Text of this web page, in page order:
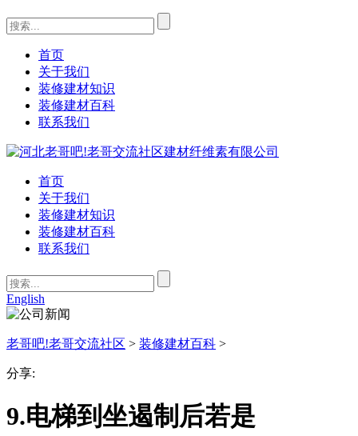
首页
关于我们
装修建材知识
装修建材百科
联系我们
首页
关于我们
装修建材知识
装修建材百科
联系我们
English
老哥吧!老哥交流社区 > 装修建材百科 >
分享:
9.电梯到坐遏制后若是